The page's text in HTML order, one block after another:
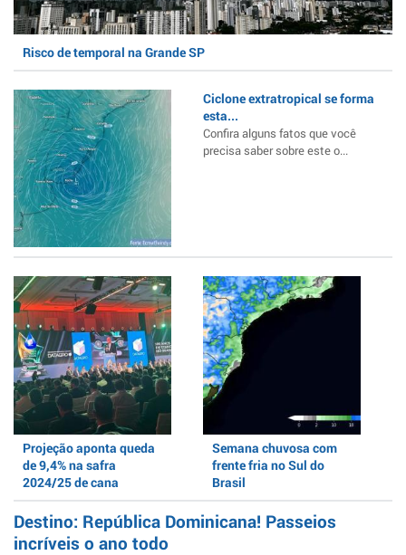
Risco de temporal na Grande SP
Ciclone extratropical se forma
esta...
Confira alguns fatos que você
precisa saber sobre este o...
Projeção aponta queda
de 9,4% na safra
2024/25 de cana
Semana chuvosa com
frente fria no Sul do
Brasil
Destino: República Dominicana! Passeios
incríveis o ano todo